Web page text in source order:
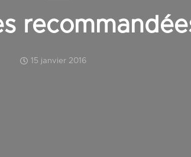
15 janvier 2016